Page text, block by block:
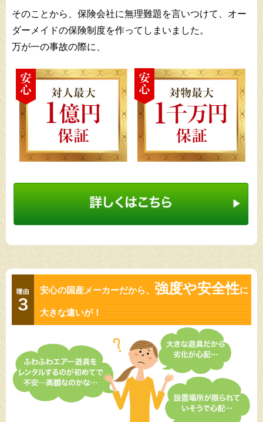
そのことから、保険会社に無理難題を言いつけて、オー
ダーメイドの保険制度を作ってしまいました。
万が一の事故の際に、
安心の国産メーカーだから、強度や安全性に
大きな違いが！